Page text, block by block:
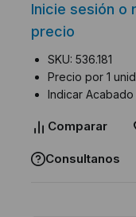
Inicie sesión o
precio
SKU: 536.181
Precio por 1
Indicar Acabado
Comparar
Consultanos